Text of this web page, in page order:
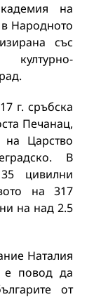
на
Народното
със
културно-
г. сръбска
Печанац,
Царство
В
цивилни
на 317
на над 2.5
Наталия
е повод да
от